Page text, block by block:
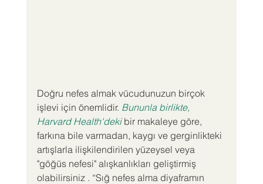
Doğru nefes almak vücudunuzun birçok
işlevi için önemlidir. Bununla birlikte,
Harvard Health'deki bir makaleye göre,
farkına bile varmadan, kaygı ve gerginlikteki
artışlarla ilişkilendirilen yüzeysel veya
"göğüs nefesi" alışkanlıkları geliştirmiş
olabilirsiniz . “Sığ nefes alma diyaframın